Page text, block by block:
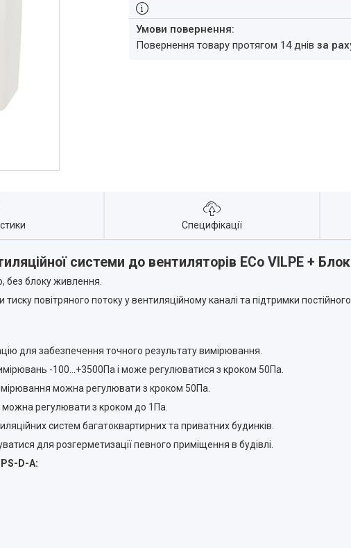
повернення товару протягом 14 днівза
Специфікації
системи до вентиляторів ECo VILPE +
без блоку живлення.
повітряного потоку у вентиляційному каналі та підтримки
для забезпечення точного результату вимірювання.
-100...+3500Па і може регулюватися з кроком 50Па.
можна регулювати з кроком 50Па.
можна регулювати з кроком до 1Па.
систем багатоквартирних та приватних будинків.
для розгерметизації певного приміщення в будівлі.
D-A: